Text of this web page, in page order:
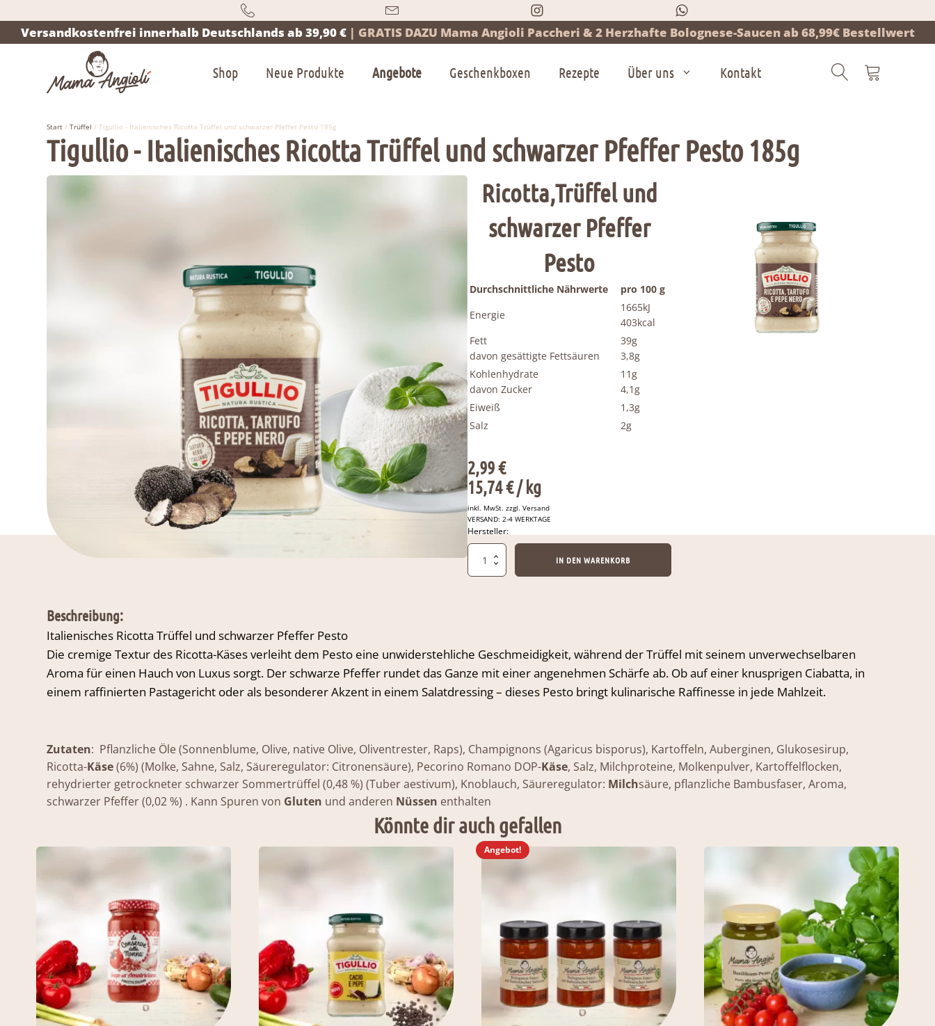
Versandkostenfrei innerhalb Deutschlands ab 39,90 € | GRATIS DAZU Mama Angioli Paccheri & 2 Herzhafte Bolognese-Saucen ab 68,99€ Bestellwert
Shop Neue Produkte Angebote Geschenkboxen Rezepte Über uns Kontakt
Products
Start / Trüffel / Tigullio - Italienisches Ricotta Trüffel und schwarzer Pfeffer Pesto 185g
Tigullio - Italienisches Ricotta Trüffel und schwarzer Pfeffer Pesto 185g
Ricotta,Trüffel und
schwarzer Pfeffer
Pesto
Durchschnittliche Nährwerte
pro 100 g
Energie
1665kJ
403kcal
Fett
davon gesättigte Fettsäuren
39g
3,8g
Kohlenhydrate
davon Zucker
11g
4,1g
Eiweiß
1,3g
Salz
2g
2,99€
15,74€/ kg
inkl. MwSt. zzgl. Versand
VERSAND: 2-4 WERKTAGE
Hersteller:
Tigullio
Pfeffer
Pesto
185g
Menge
IN DEN WARENKORB
Beschreibung:
Italienisches Ricotta Trüffel und schwarzer Pfeffer Pesto
Die cremige Textur des Ricotta-Käses verleiht dem Pesto eine unwiderstehliche Geschmeidigkeit, während der Trüffel mit seinem unverwechselbaren
Aroma für einen Hauch von Luxus sorgt. Der schwarze Pfeffer rundet das Ganze mit einer angenehmen Schärfe ab. Ob auf einer knusprigen Ciabatta, in
einem raffinierten Pastagericht oder als besonderer Akzent in einem Salatdressing – dieses Pesto bringt kulinarische Raffinesse in jede Mahlzeit.
Zutaten: Pflanzliche Öle (Sonnenblume, Olive, native Olive, Oliventrester, Raps), Champignons (Agaricus bisporus), Kartoffeln, Auberginen, Glukosesirup,
Ricotta-Käse(6%) (Molke, Sahne, Salz, Säureregulator: Citronensäure), Pecorino Romano DOP-Käse, Salz, Milchproteine, Molkenpulver, Kartoffelflocken,
rehydrierter getrockneter schwarzer Sommertrüffel (0,48 %) (Tuber aestivum), Knoblauch, Säureregulator: Milchsäure, pflanzliche Bambusfaser, Aroma,
schwarzer Pfeffer (0,02 %) . Kann Spuren von Gluten und anderen Nüssen enthalten
Könnte dir auch gefallen
Angebot!